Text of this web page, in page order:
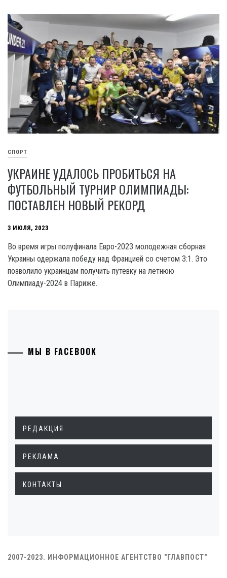
СПОРТ
УКРАИНЕ УДАЛОСЬ ПРОБИТЬСЯ НА
ФУТБОЛЬНЫЙ ТУРНИР ОЛИМПИАДЫ:
ПОСТАВЛЕН НОВЫЙ РЕКОРД
3 ИЮЛЯ, 2023
Вo время игры полуфинала Евро-2023 молодежная сборная
Украины одержала победу над Францией со счетом 3:1. Это
позволило украинцам получить путевку на летнюю
Олимпиаду-2024 в Париже.
МЫ В FACEBOOK
РЕДАКЦИЯ
РЕКЛАМА
КОНТАКТЫ
2007-2023. ИНФОРМАЦИОННОЕ АГЕНТСТВО "ГЛАВПОСТ"